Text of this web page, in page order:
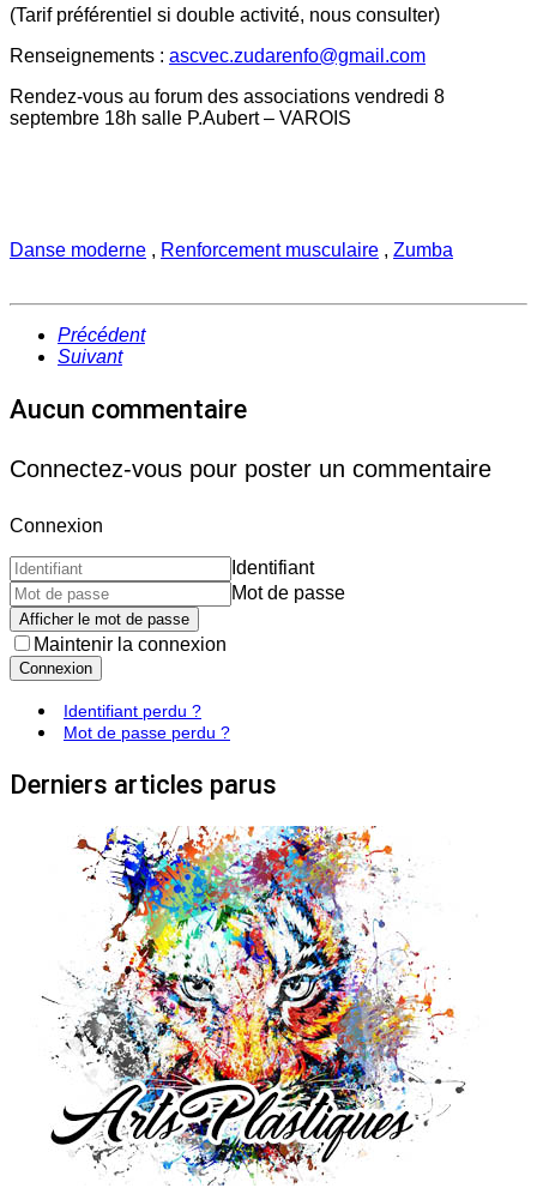
(Tarif préférentiel si double activité, nous consulter)
Renseignements : ascvec.zudarenfo@gmail.com
Rendez-vous au forum des associations vendredi 8
septembre 18h salle P.Aubert – VAROIS
Danse moderne , Renforcement musculaire , Zumba
Précédent
Suivant
Aucun commentaire
Connectez-vous pour poster un commentaire
Connexion
Identifiant
Mot de passe
Afficher le mot de passe
Maintenir la connexion
Connexion
Identifiant perdu ?
Mot de passe perdu ?
Derniers articles parus